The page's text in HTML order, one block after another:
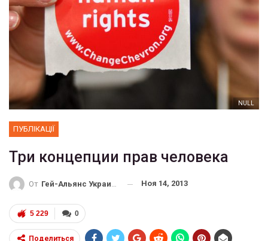
NULL
ПУБЛІКАЦІЇ
Три концепции прав человека
От Гей-Альянс Украина Ноя 14, 2013
0
5 229
Поделиться